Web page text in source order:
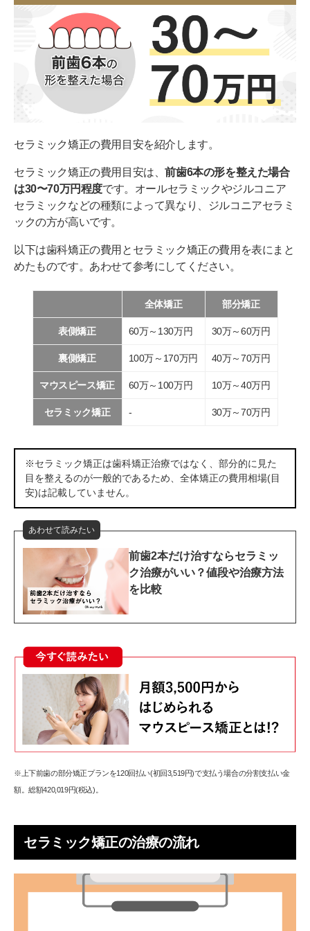
セラミック矯正の費用目安を紹介します。
セラミック矯正の費用目安は、前歯6本の形を整えた場合
は30〜70万円程度です。オールセラミックやジルコニア
セラミックなどの種類によって異なり、ジルコニアセラミ
ックの方が高いです。
以下は歯科矯正の費用とセラミック矯正の費用を表にまと
めたものです。あわせて参考にしてください。
全体矯正 部分矯正
表側矯正 60万～130万円 30万～60万円
裏側矯正 100万～170万円 40万～70万円
マウスピース矯正 60万～100万円 10万～40万円
セラミック矯正 ‐ 30万～70万円
※セラミック矯正は歯科矯正治療ではなく、部分的に見た
目を整えるのが一般的であるため、全体矯正の費用相場(目
安)は記載していません。
あわせて読みたい
前歯2本だけ治すならセラミッ
ク治療がいい？値段や治療方法
を比較
※上下前歯の部分矯正プランを120回払い(初回3,519円)で支払う場合の分割支払い金
額。総額420,019円(税込)。
セラミック矯正の治療の流れ